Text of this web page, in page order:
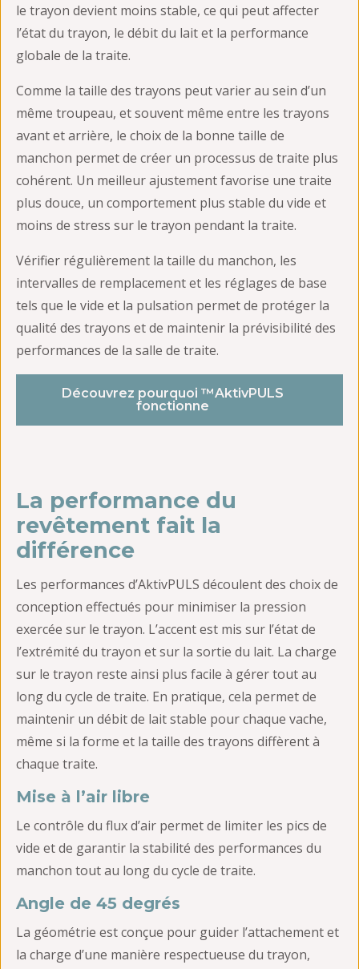
le trayon devient moins stable, ce qui peut affecter
l’état du trayon, le débit du lait et la performance
globale de la traite.
Comme la taille des trayons peut varier au sein d’un
même troupeau, et souvent même entre les trayons
avant et arrière, le choix de la bonne taille de
manchon permet de créer un processus de traite plus
cohérent. Un meilleur ajustement favorise une traite
plus douce, un comportement plus stable du vide et
moins de stress sur le trayon pendant la traite.
Vérifier régulièrement la taille du manchon, les
intervalles de remplacement et les réglages de base
tels que le vide et la pulsation permet de protéger la
qualité des trayons et de maintenir la prévisibilité des
performances de la salle de traite.
Découvrez pourquoi ™AktivPULS
fonctionne
La performance du
revêtement fait la
différence
Les performances d’AktivPULS découlent des choix de
conception effectués pour minimiser la pression
exercée sur le trayon. L’accent est mis sur l’état de
l’extrémité du trayon et sur la sortie du lait. La charge
sur le trayon reste ainsi plus facile à gérer tout au
long du cycle de traite. En pratique, cela permet de
maintenir un débit de lait stable pour chaque vache,
même si la forme et la taille des trayons diffèrent à
chaque traite.
Mise à l’air libre
Le contrôle du flux d’air permet de limiter les pics de
vide et de garantir la stabilité des performances du
manchon tout au long du cycle de traite.
Angle de 45 degrés
La géométrie est conçue pour guider l’attachement et
la charge d’une manière respectueuse du trayon,